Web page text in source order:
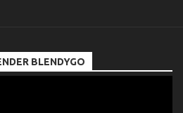
BLENDYGO